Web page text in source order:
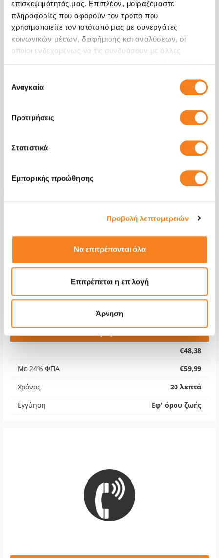
επισκεψιμότητάς μας. Επιπλέον, μοιραζόμαστε
πληροφορίες που αφορούν τον τρόπο που
χρησιμοποιείτε τον ιστότοπό μας με συνεργάτες
κοινωνικών μέσων, διαφήμισης και αναλύσεων, οι
οποίοι ενδεχομένως να τις συνδυάσουν με άλλες
των υπηρεσιών τους.
συγκατάθεσης
Αναγκαία
Προτιμήσεις
Στατιστικά
Εμπορικής προώθησης
Προβολή λεπτομερειών
Να επιτρέπονται όλα
Επιτρέπεται η επιλογή
Άρνηση
€60,48
Χρόνος
20 λεπτά
Εφ' όρου ζωής
Μεγάφωνο
€48,38
Με 24% ΦΠΑ
€59,99
Χρόνος
20 λεπτά
Εγγύηση
Εφ' όρου ζωής